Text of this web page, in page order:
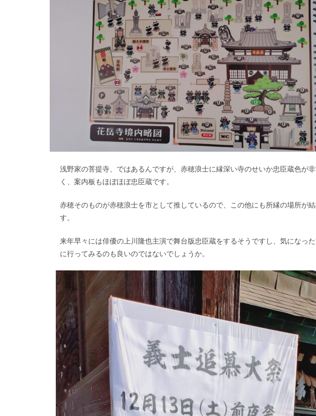
浅野家の菩提寺、ではあるんですが、赤穂浪士に縁深い寺のせいか忠臣蔵色が
く、案内板もほぼほぼ忠臣蔵です。
赤穂そのものが赤穂浪士を市として推しているので、この他にも所縁の場所が
す。
来年早々には俳優の上川隆也主演で舞台版忠臣蔵をするそうですし、気になっ
に行ってみるのも良いのではないでしょうか。